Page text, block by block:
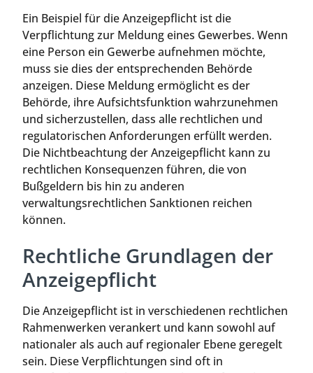
Ein Beispiel für die Anzeigepflicht ist die
Verpflichtung zur Meldung eines Gewerbes. Wenn
eine Person ein Gewerbe aufnehmen möchte,
muss sie dies der entsprechenden Behörde
anzeigen. Diese Meldung ermöglicht es der
Behörde, ihre Aufsichtsfunktion wahrzunehmen
und sicherzustellen, dass alle rechtlichen und
regulatorischen Anforderungen erfüllt werden.
Die Nichtbeachtung der Anzeigepflicht kann zu
rechtlichen Konsequenzen führen, die von
Bußgeldern bis hin zu anderen
verwaltungsrechtlichen Sanktionen reichen
können.
Rechtliche Grundlagen der
Anzeigepflicht
Die Anzeigepflicht ist in verschiedenen rechtlichen
Rahmenwerken verankert und kann sowohl auf
nationaler als auch auf regionaler Ebene geregelt
sein. Diese Verpflichtungen sind oft in